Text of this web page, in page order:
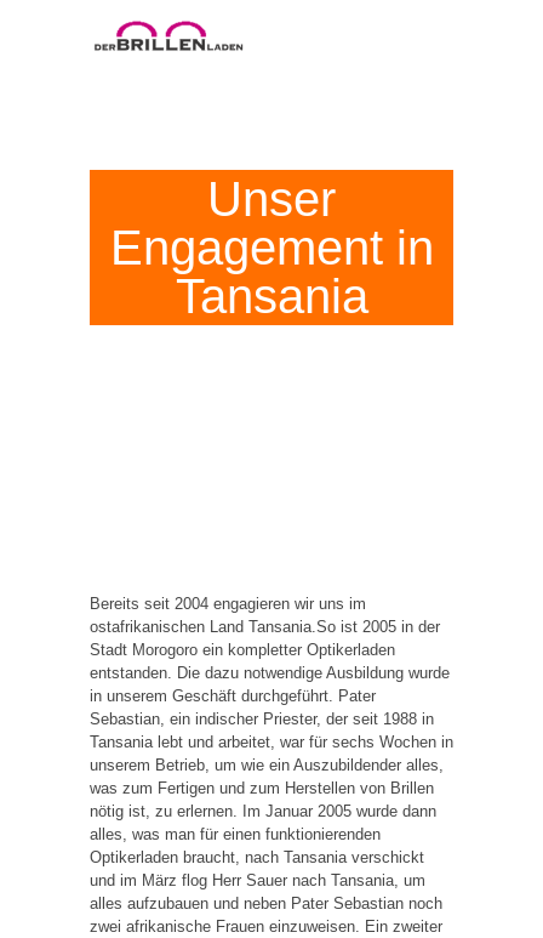
Unser
Engagement in
Tansania
Bereits seit 2004 engagieren wir uns im
ostafrikanischen Land Tansania.So ist 2005 in der
Stadt Morogoro ein kompletter Optikerladen
entstanden. Die dazu notwendige Ausbildung wurde
in unserem Geschäft durchgeführt. Pater
Sebastian, ein indischer Priester, der seit 1988 in
Tansania lebt und arbeitet, war für sechs Wochen in
unserem Betrieb, um wie ein Auszubildender alles,
was zum Fertigen und zum Herstellen von Brillen
nötig ist, zu erlernen. Im Januar 2005 wurde dann
alles, was man für einen funktionierenden
Optikerladen braucht, nach Tansania verschickt
und im März flog Herr Sauer nach Tansania, um
alles aufzubauen und neben Pater Sebastian noch
zwei afrikanische Frauen einzuweisen. Ein zweiter